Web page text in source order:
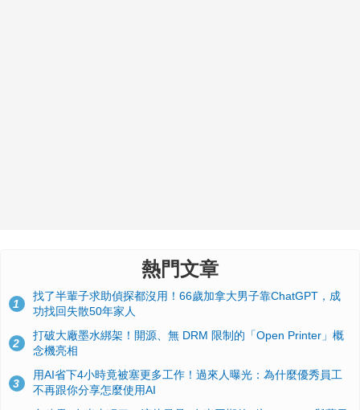
熱門文章
1
找了半輩子求助偵探都沒用！66歲加拿大男子靠ChatGPT，成
功找回失散50年家人
2
打破大廠墨水綁架！開源、無 DRM 限制的「Open Printer」概
念機亮相
3
用AI省下4小時竟被塞更多工作！過來人曝光：為什麼優秀員工
不再跟你分享怎麼使用AI